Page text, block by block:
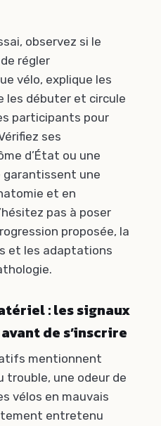
observez si le
régler
vélo, explique les
les débuter et circule
participants pour
ses
d’État ou une
une
et en
pas à poser
proposée, la
et les adaptations
: les signaux
de s’inscrire
mentionnent
trouble, une odeur de
vélos en mauvais
entretenu